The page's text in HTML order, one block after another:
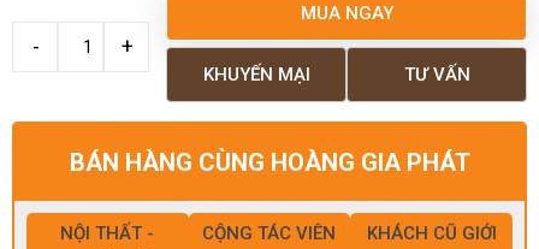
MUA NGAY
TƯ VẤN
KHUYẾN MẠI
BÁN HÀNG CÙNG HOÀNG GIA PHÁT
NỘI THẤT -
CỘNG TÁC VIÊN
KHÁCH CŨ GIỚI